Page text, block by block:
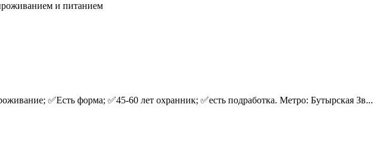
и питанием
✅Есть форма; ✅45-60 лет охранник; ✅есть подработка. Метро: Бутырская Зв...